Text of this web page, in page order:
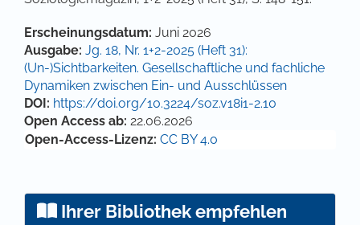
Artikel-Details
Erscheinungsdatum: Juni 2026
Ausgabe: Jg. 18, Nr. 1+2-2025 (Heft 31):
(Un-)Sichtbarkeiten. Gesellschaftliche und fachliche
Dynamiken zwischen Ein- und Ausschlüssen
DOI: https://doi.org/10.3224/soz.v18i1-2.10
Open Access ab: 22.06.2026
Open-Access-Lizenz: CC BY 4.0
Ihrer Bibliothek empfehlen